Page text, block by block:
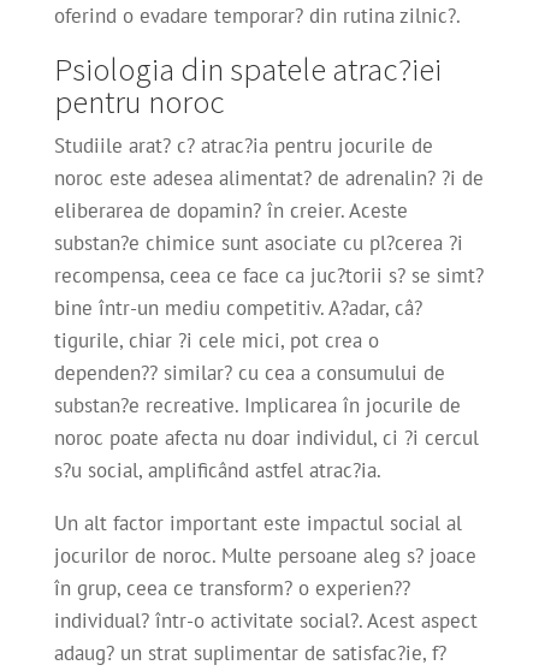
oferind o evadare temporar? din rutina zilnic?.
Psiologia din spatele atrac?iei
pentru noroc
Studiile arat? c? atrac?ia pentru jocurile de
noroc este adesea alimentat? de adrenalin? ?i de
eliberarea de dopamin? în creier. Aceste
substan?e chimice sunt asociate cu pl?cerea ?i
recompensa, ceea ce face ca juc?torii s? se simt?
bine într-un mediu competitiv. A?adar, câ?
tigurile, chiar ?i cele mici, pot crea o
dependen?? similar? cu cea a consumului de
substan?e recreative. Implicarea în jocurile de
noroc poate afecta nu doar individul, ci ?i cercul
s?u social, amplificând astfel atrac?ia.
Un alt factor important este impactul social al
jocurilor de noroc. Multe persoane aleg s? joace
în grup, ceea ce transform? o experien??
individual? într-o activitate social?. Acest aspect
adaug? un strat suplimentar de satisfac?ie, f?